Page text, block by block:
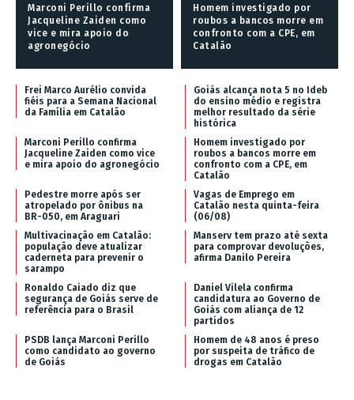
Marconi Perillo confirma
Jacqueline Zaiden como
vice e mira apoio do
agronegócio
Homem investigado por
roubos a bancos morre em
confronto com a CPE, em
Catalão
Frei Marco Aurélio convida
fiéis para a Semana Nacional
da Família em Catalão
Goiás alcança nota 5 no Ideb
do ensino médio e registra
melhor resultado da série
histórica
Marconi Perillo confirma
Jacqueline Zaiden como vice
e mira apoio do agronegócio
Homem investigado por
roubos a bancos morre em
confronto com a CPE, em
Catalão
Pedestre morre após ser
atropelado por ônibus na
BR-050, em Araguari
Vagas de Emprego em
Catalão nesta quinta-feira
(06/08)
Multivacinação em Catalão:
população deve atualizar
caderneta para prevenir o
sarampo
Manserv tem prazo até sexta
para comprovar devoluções,
afirma Danilo Pereira
Ronaldo Caiado diz que
segurança de Goiás serve de
referência para o Brasil
Daniel Vilela confirma
candidatura ao Governo de
Goiás com aliança de 12
partidos
PSDB lança Marconi Perillo
como candidato ao governo
de Goiás
Homem de 48 anos é preso
por suspeita de tráfico de
drogas em Catalão